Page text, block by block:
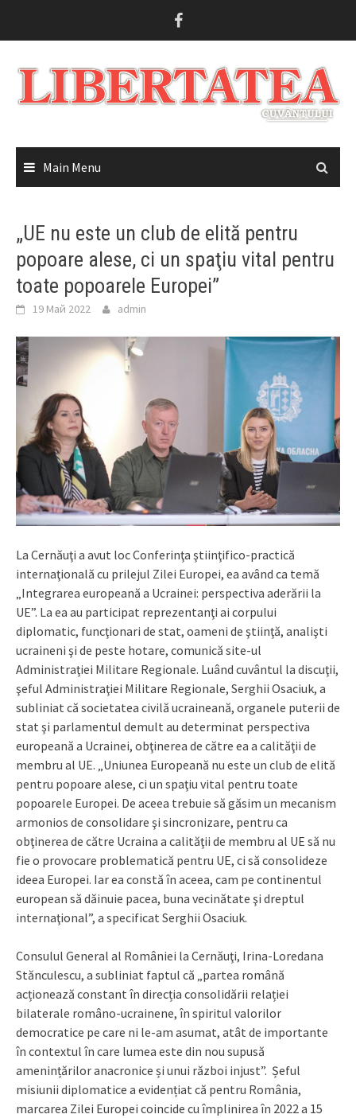
Main Menu
„UE nu este un club de elită pentru
popoare alese, ci un spaţiu vital pentru
toate popoarele Europei”
19 Май 2022 admin
La Cernăuţi a avut loc Conferinţa ştiinţifico-practică
internaţională cu prilejul Zilei Europei, ea având ca temă
„Integrarea europeană a Ucrainei: perspectiva aderării la
UE”. La ea au participat reprezentanţi ai corpului
diplomatic, funcţionari de stat, oameni de ştiinţă, analişti
ucraineni şi de peste hotare, comunică site-ul
Administraţiei Militare Regionale. Luând cuvântul la discuţii,
şeful Administraţiei Militare Regionale, Serghii Osaciuk, a
subliniat că societatea civilă ucraineană, organele puterii de
stat şi parlamentul demult au determinat perspectiva
europeană a Ucrainei, obţinerea de către ea a calităţii de
membru al UE. „Uniunea Europeană nu este un club de elită
pentru popoare alese, ci un spaţiu vital pentru toate
popoarele Europei. De aceea trebuie să găsim un mecanism
armonios de consolidare şi sincronizare, pentru ca
obţinerea de către Ucraina a calităţii de membru al UE să nu
fie o provocare problematică pentru UE, ci să consolideze
ideea Europei. Iar ea constă în aceea, cam pe continentul
european să dăinuie pacea, buna vecinătate şi dreptul
internaţional”, a specificat Serghii Osaciuk.
Consulul General al României la Cernăuţi, Irina-Loredana
Stănculescu, a subliniat faptul că „partea română
acționează constant în direcția consolidării relației
bilaterale româno-ucrainene, în spiritul valorilor
democratice pe care ni le-am asumat, atât de importante
în contextul în care lumea este din nou supusă
amenințărilor anacronice și unui război injust”. Șeful
misiunii diplomatice a evidențiat că pentru România,
marcarea Zilei Europei coincide cu împlinirea în 2022 a 15